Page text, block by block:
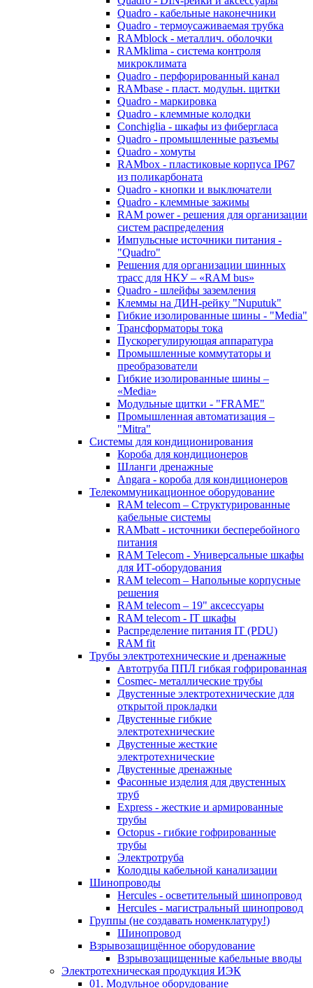
Quadro - кабельные наконечники
Quadro - термоусаживаемая трубка
RAMblock - металлич. оболочки
RAMklima - система контроля
микроклимата
Quadro - перфорированный канал
RAMbase - пласт. модульн. щитки
Quadro - маркировка
Quadro - клеммные колодки
Conchiglia - шкафы из фибергласа
Quadro - промышленные разъемы
Quadro - хомуты
RAMbox - пластиковые корпуса IP67
из поликарбоната
Quadro - кнопки и выключатели
Quadro - клеммные зажимы
RAM power - решения для организации
систем распределения
Импульсные источники питания -
"Quadro"
Решения для организации шинных
трасс для НКУ – «RAM bus»
Quadro - шлейфы заземления
Клеммы на ДИН-рейку "Nuputuk"
Гибкие изолированные шины - "Media"
Трансформаторы тока
Пускорегулирующая аппаратура
Промышленные коммутаторы и
преобразователи
Гибкие изолированные шины –
«Media»
Модульные щитки - "FRAME"
Промышленная автоматизация –
"Mitra"
Системы для кондиционирования
Короба для кондиционеров
Шланги дренажные
Angara - короба для кондиционеров
Телекоммуникационное оборудование
RAM telecom – Структурированные
кабельные системы
RAMbatt - источники бесперебойного
питания
RAM Telecom - Универсальные шкафы
для ИТ-оборудования
RAM telecom – Напольные корпусные
решения
RAM telecom – 19" аксессуары
RAM telecom - IT шкафы
Распределение питания IT (PDU)
RAM fit
Трубы электротехнические и дренажные
Автотруба ППЛ гибкая гофрированная
Cosmec- металлические трубы
Двустенные электротехнические для
открытой прокладки
Двустенные гибкие
электротехнические
Двустенные жесткие
электротехнические
Двустенные дренажные
Фасонные изделия для двустенных
труб
Express - жесткие и армированные
трубы
Octopus - гибкие гофрированные
трубы
Электротруба
Колодцы кабельной канализации
Шинопроводы
Hercules - осветительный шинопровод
Hercules - магистральный шинопровод
Группы (не создавать номенклатуру!)
Шинопровод
Взрывозащищённое оборудование
Взрывозащищенные кабельные вводы
Электротехническая продукция ИЭК
01. Модульное оборудование